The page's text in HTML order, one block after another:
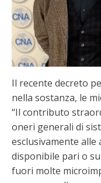
Il recente decreto
nella sostanza, le
“Il contributo
oneri generali di
esclusivamente
disponibile pari o
fuori molte